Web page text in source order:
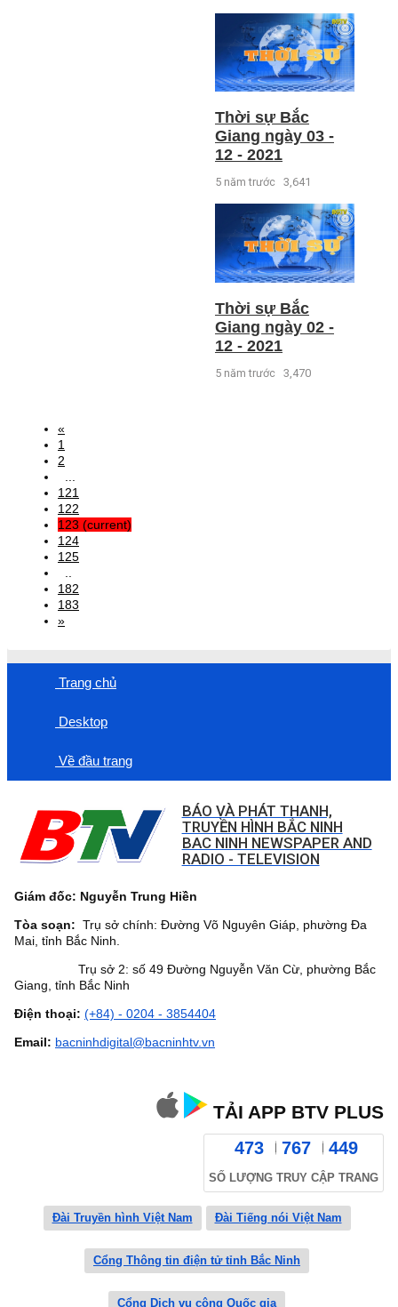
Thời sự Bắc
Giang ngày 03 -
12 - 2021
5 năm trước 3,641
Thời sự Bắc
Giang ngày 02 -
12 - 2021
5 năm trước 3,470
«
1
2
121
122
123 (current)
124
125
182
183
»
Trang chủ
Desktop
Về đầu trang
BÁO VÀ PHÁT THANH,
TRUYỀN HÌNH BẮC NINH
BAC NINH NEWSPAPER AND
RADIO - TELEVISION
Giám đốc: Nguyễn Trung Hiền
Tòa soạn: Trụ sở chính: Đường Võ Nguyên Giáp, phường Đa
Mai, tỉnh Bắc Ninh.
Trụ sở 2: số 49 Đường Nguyễn Văn Cừ, phường Bắc
Giang, tỉnh Bắc Ninh
Điện thoại: (+84) - 0204 - 3854404
Email: bacninhdigital@bacninhtv.vn
TẢI APP BTV PLUS
473 767 449
SỐ LƯỢNG TRUY CẬP TRANG
Đài Truyền hình Việt Nam Đài Tiếng nói Việt Nam
Cổng Thông tin điện tử tỉnh Bắc Ninh
Cổng Dịch vụ công Quốc gia